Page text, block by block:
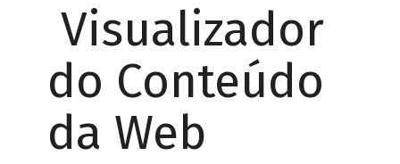
Visualizador
do Conteúdo
da Web